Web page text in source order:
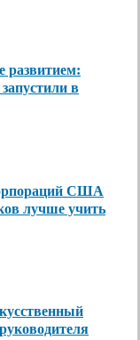
развитием:
в
США
лучше учить